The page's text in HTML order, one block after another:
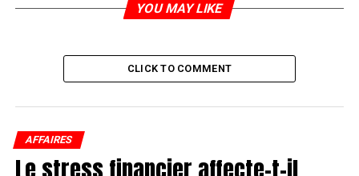
vous et vos objectifs financiers. Il suffit souvent de
la composition de l’actif correspond à vos objectifs de
placement. Vous laissez ensuite le conseiller-robot gérer
votre portefeuille.
Voici trois questions à se poser pour savoir si ce service
de placement vous convient.
YOU MAY LIKE
CLICK TO COMMENT
AFFAIRES